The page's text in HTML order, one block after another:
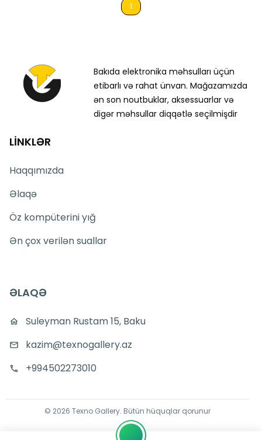
1
Bakıda elektronika məhsulları üçün
etibarlı və rahat ünvan. Mağazamızda
ən son noutbuklar, aksessuarlar və
digər məhsullar diqqətlə seçilmişdir
LİNKLƏR
Haqqımızda
Əlaqə
Öz kompüterini yığ
Ən çox verilən suallar
ƏLAQƏ
Suleyman Rustam 15, Baku
kazim@texnogallery.az
+994502273010
© 2026 Texno Gallery. Bütün hüquqlar qorunur